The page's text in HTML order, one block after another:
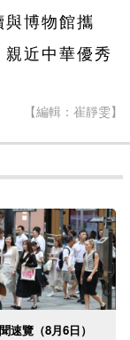
與博物館攜
近中華優秀
【編輯：崔靜雯】
速覽（8月6日）